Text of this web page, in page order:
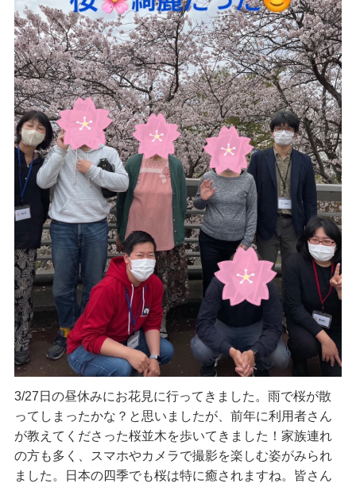
3/27日の昼休みにお花見に行ってきました。雨で桜が散
ってしまったかな？と思いましたが、前年に利用者さん
が教えてくださった桜並木を歩いてきました！家族連れ
の方も多く、スマホやカメラで撮影を楽しむ姿がみられ
ました。日本の四季でも桜は特に癒されますね。皆さん